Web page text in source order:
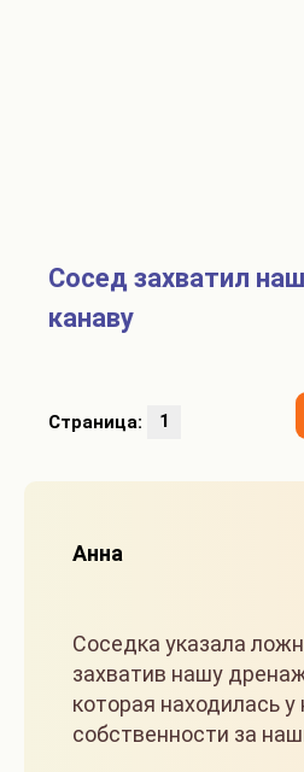
Cосед захватил
канаву
Страница: 1
Анна
Соседка указала
захватив нашу
которая находилась у
собственности за